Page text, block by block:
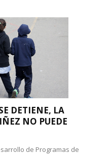
DETIENE, LA
NO PUEDE
de Programas de